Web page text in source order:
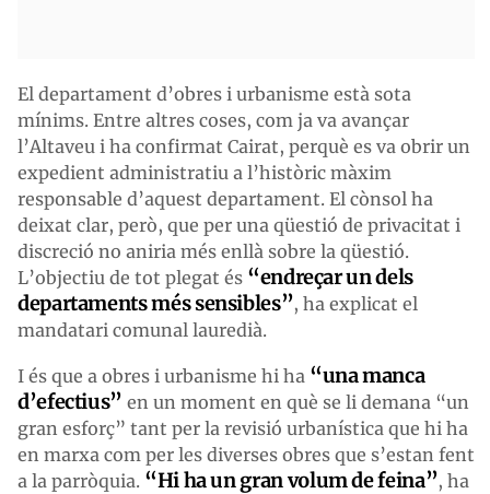
El departament d’obres i urbanisme està sota
mínims. Entre altres coses, com ja va avançar
l’Altaveu i ha confirmat Cairat, perquè es va obrir un
expedient administratiu a l’històric màxim
responsable d’aquest departament. El cònsol ha
deixat clar, però, que per una qüestió de privacitat i
discreció no aniria més enllà sobre la qüestió.
L’objectiu de tot plegat és “endreçar un dels
departaments més sensibles”, ha explicat el
mandatari comunal lauredià.
I és que a obres i urbanisme hi ha “una manca
d’efectius” en un moment en què se li demana “un
gran esforç” tant per la revisió urbanística que hi ha
en marxa com per les diverses obres que s’estan fent
a la parròquia. “Hi ha un gran volum de feina”, ha